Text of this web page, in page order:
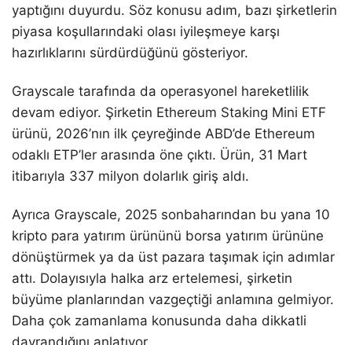
yaptığını duyurdu. Söz konusu adım, bazı şirketlerin
piyasa koşullarındaki olası iyileşmeye karşı
hazırlıklarını sürdürdüğünü gösteriyor.
Grayscale tarafında da operasyonel hareketlilik
devam ediyor. Şirketin Ethereum Staking Mini ETF
ürünü, 2026’nın ilk çeyreğinde ABD’de Ethereum
odaklı ETP’ler arasında öne çıktı. Ürün, 31 Mart
itibarıyla 337 milyon dolarlık giriş aldı.
Ayrıca Grayscale, 2025 sonbaharından bu yana 10
kripto para yatırım ürününü borsa yatırım ürününe
dönüştürmek ya da üst pazara taşımak için adımlar
attı. Dolayısıyla halka arz ertelemesi, şirketin
büyüme planlarından vazgeçtiği anlamına gelmiyor.
Daha çok zamanlama konusunda daha dikkatli